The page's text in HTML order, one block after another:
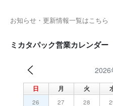
お知らせ・更新情報一覧はこちら
ミカタパック営業カレンダー
2026
日 月 火
26 27 28